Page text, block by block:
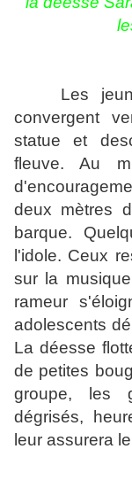
Les
convergent
statue et
fleuve. Au
deux mètres
barque.
l'idole. Ceux
sur la
rameur
adolescents
La déesse
de petites
groupe, les
dégrisés,
leur assurera